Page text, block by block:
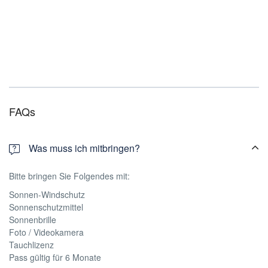
FAQs
Was muss ich mitbringen?
Bitte bringen Sie Folgendes mit:
Sonnen-Windschutz
Sonnenschutzmittel
Sonnenbrille
Foto / Videokamera
Tauchlizenz
Pass gültig für 6 Monate